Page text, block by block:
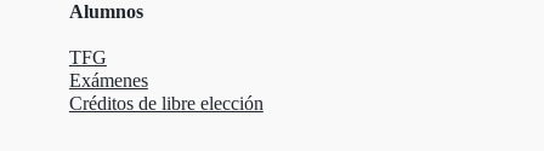
Alumnos
TFG
Exámenes
Créditos de libre elección